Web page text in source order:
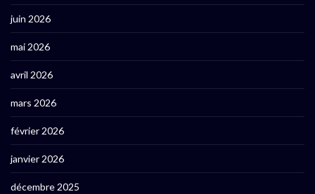
juin 2026
mai 2026
avril 2026
mars 2026
février 2026
janvier 2026
décembre 2025